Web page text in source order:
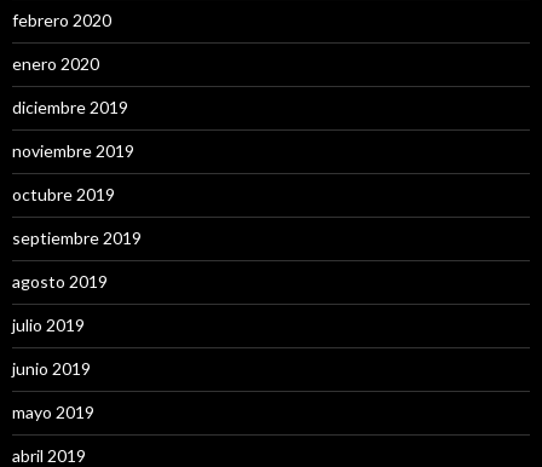
febrero 2020
enero 2020
diciembre 2019
noviembre 2019
octubre 2019
septiembre 2019
agosto 2019
julio 2019
junio 2019
mayo 2019
abril 2019